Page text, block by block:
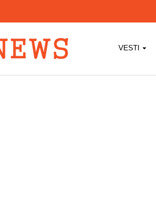
VESTI